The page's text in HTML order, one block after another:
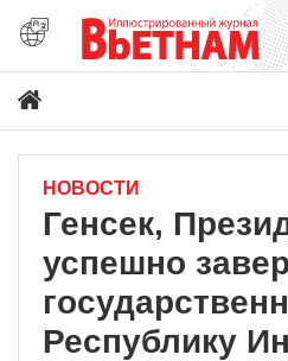
НОВОСТИ
Генсек,
успешно
Республику